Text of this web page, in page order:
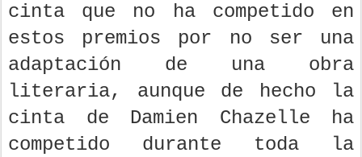
cinta que no ha competido en
estos premios por no ser una
adaptación de una obra
literaria, aunque de hecho la
cinta de Damien Chazelle ha
competido durante toda la